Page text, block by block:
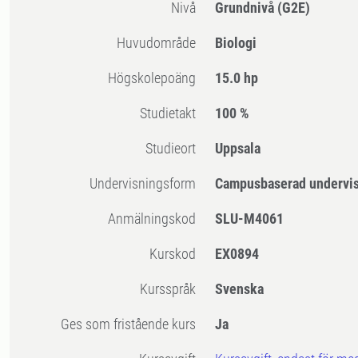
Nivå Grundnivå (G2E)
Huvudområde Biologi
högskolepoäng 15.0 hp
Studietakt 100 %
Studieort Uppsala
Undervisningsform Campusbaserad
Anmälningskod SLU-M4061
Kurskod EX0894
Kursspråk Svenska
Ges som fristående kurs Ja